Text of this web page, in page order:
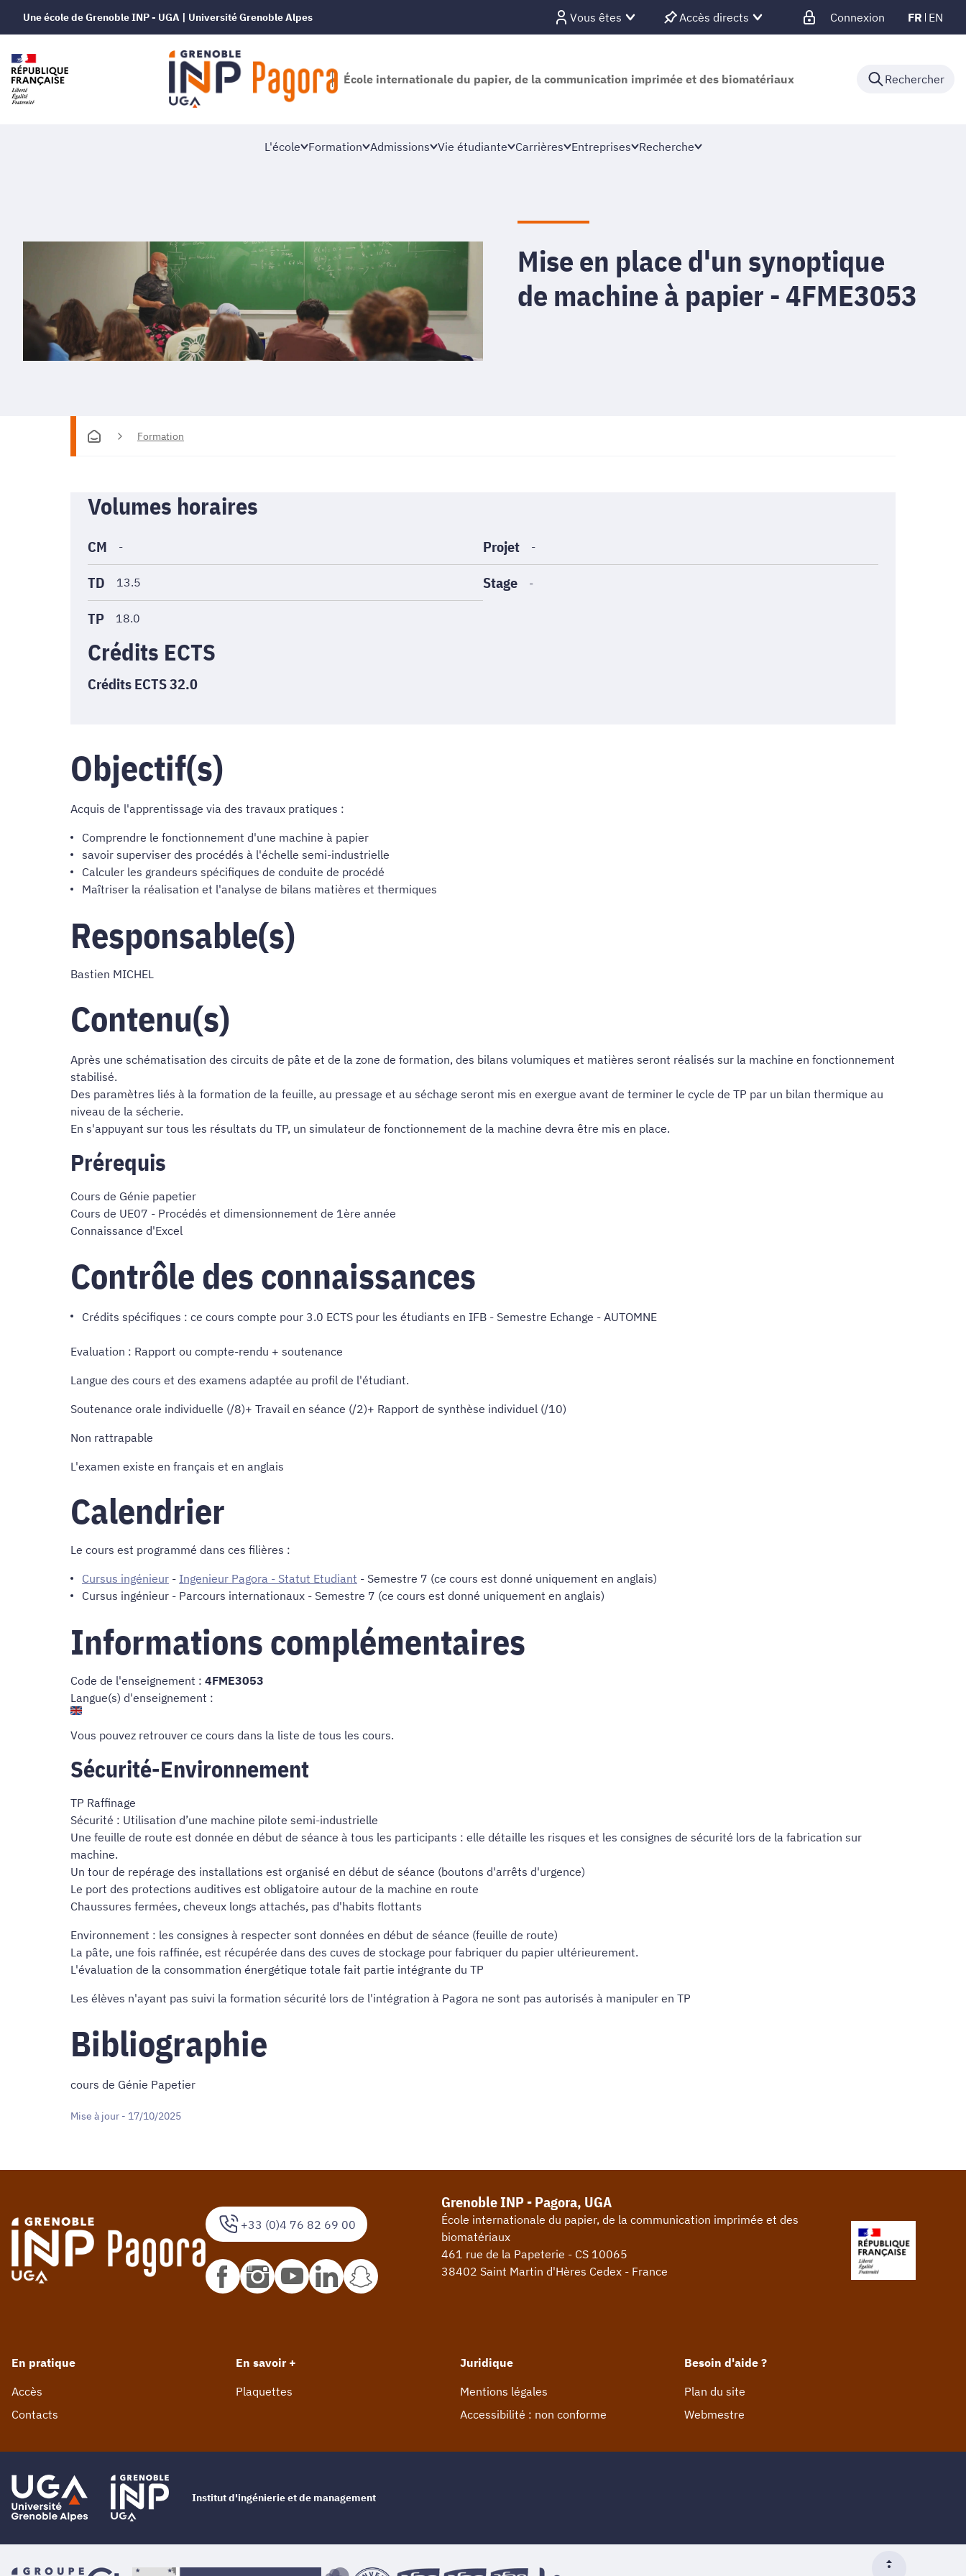
Une école de Grenoble INP - UGA | Université Grenoble Alpes Vous êtes Accès directs Connexion FR EN
École internationale du papier, de la communication imprimée et des biomatériaux Rechercher
L'école Formation Admissions Vie étudiante Carrières Entreprises Recherche
Mise en place d'un synoptique
de machine à papier - 4FME3053
Formation
Informations
générales
Volumes horaires
CM - Projet -
TD 13.5 Stage -
TP 18.0
Crédits ECTS
Crédits ECTS 32.0
Objectif(s)
Acquis de l'apprentissage via des travaux pratiques :
Comprendre le fonctionnement d'une machine à papier
savoir superviser des procédés à l'échelle semi-industrielle
Calculer les grandeurs spécifiques de conduite de procédé
Maîtriser la réalisation et l'analyse de bilans matières et thermiques
Responsable(s)
Bastien MICHEL
Contenu(s)
Après une schématisation des circuits de pâte et de la zone de formation, des bilans volumiques et matières seront réalisés sur la machine en fonctionnement
stabilisé.
Des paramètres liés à la formation de la feuille, au pressage et au séchage seront mis en exergue avant de terminer le cycle de TP par un bilan thermique au
niveau de la sécherie.
En s'appuyant sur tous les résultats du TP, un simulateur de fonctionnement de la machine devra être mis en place.
Prérequis
Cours de Génie papetier
Cours de UE07 - Procédés et dimensionnement de 1ère année
Connaissance d'Excel
Contrôle des connaissances
Crédits spécifiques : ce cours compte pour 3.0 ECTS pour les étudiants en IFB - Semestre Echange - AUTOMNE
Evaluation : Rapport ou compte-rendu + soutenance
Langue des cours et des examens adaptée au profil de l'étudiant.
Soutenance orale individuelle (/8)+ Travail en séance (/2)+ Rapport de synthèse individuel (/10)
Non rattrapable
L'examen existe en français et en anglais
Calendrier
Le cours est programmé dans ces filières :
Cursus ingénieur - Ingenieur Pagora - Statut Etudiant - Semestre 7 (ce cours est donné uniquement en anglais)
Cursus ingénieur - Parcours internationaux - Semestre 7 (ce cours est donné uniquement en anglais)
Informations complémentaires
Code de l'enseignement : 4FME3053
Langue(s) d'enseignement :
Vous pouvez retrouver ce cours dans la liste de tous les cours.
Sécurité-Environnement
TP Raffinage
Sécurité : Utilisation d’une machine pilote semi-industrielle
Une feuille de route est donnée en début de séance à tous les participants : elle détaille les risques et les consignes de sécurité lors de la fabrication sur
machine.
Un tour de repérage des installations est organisé en début de séance (boutons d'arrêts d'urgence)
Le port des protections auditives est obligatoire autour de la machine en route
Chaussures fermées, cheveux longs attachés, pas d'habits flottants
Environnement : les consignes à respecter sont données en début de séance (feuille de route)
La pâte, une fois raffinée, est récupérée dans des cuves de stockage pour fabriquer du papier ultérieurement.
L'évaluation de la consommation énergétique totale fait partie intégrante du TP
Les élèves n'ayant pas suivi la formation sécurité lors de l'intégration à Pagora ne sont pas autorisés à manipuler en TP
Bibliographie
cours de Génie Papetier
Mise à jour - 17/10/2025
+33 (0)4 76 82 69 00
Grenoble INP - Pagora, UGA
École internationale du papier, de la communication imprimée et des
biomatériaux
461 rue de la Papeterie - CS 10065
38402 Saint Martin d'Hères Cedex - France
En pratique
Accès
Contacts
En savoir +
Plaquettes
Juridique
Mentions légales
Accessibilité : non conforme
Besoin d'aide ?
Plan du site
Webmestre
Institut d'ingénierie et de management